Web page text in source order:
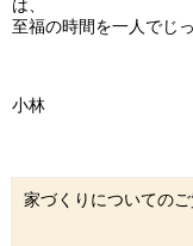
は、
至福の時間を一人でじ
営
小林
家づくりについてのご